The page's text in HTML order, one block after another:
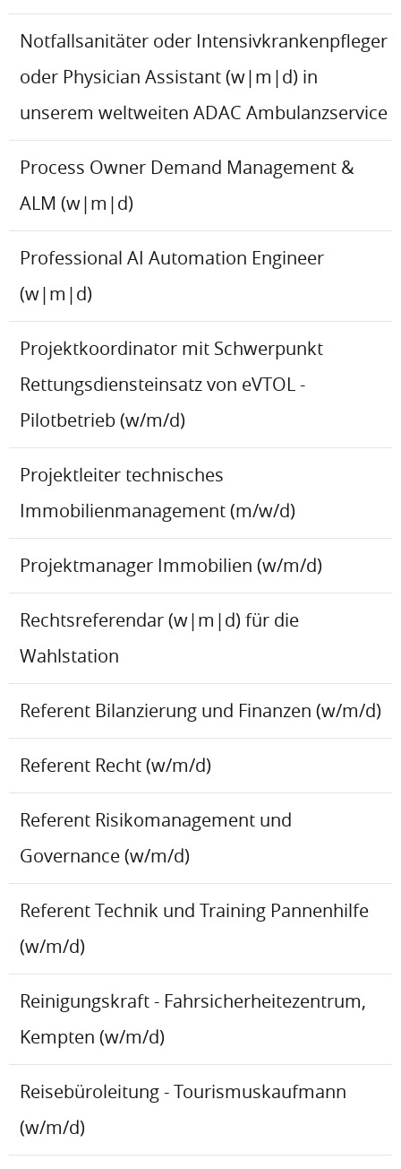
Notfallsanitäter oder Intensivkrankenpfleger
oder Physician Assistant (w|m|d) in
unserem weltweiten ADAC Ambulanzservice
Process Owner Demand Management &
ALM (w|m|d)
Professional AI Automation Engineer
(w|m|d)
Projektkoordinator mit Schwerpunkt
Rettungsdiensteinsatz von eVTOL -
Pilotbetrieb (w/m/d)
Projektleiter technisches
Immobilienmanagement (m/w/d)
Projektmanager Immobilien (w/m/d)
Rechtsreferendar (w|m|d) für die
Wahlstation
Referent Bilanzierung und Finanzen (w/m/d)
Referent Recht (w/m/d)
Referent Risikomanagement und
Governance (w/m/d)
Referent Technik und Training Pannenhilfe
(w/m/d)
Reinigungskraft - Fahrsicherheitezentrum,
Kempten (w/m/d)
Reisebüroleitung - Tourismuskaufmann
(w/m/d)